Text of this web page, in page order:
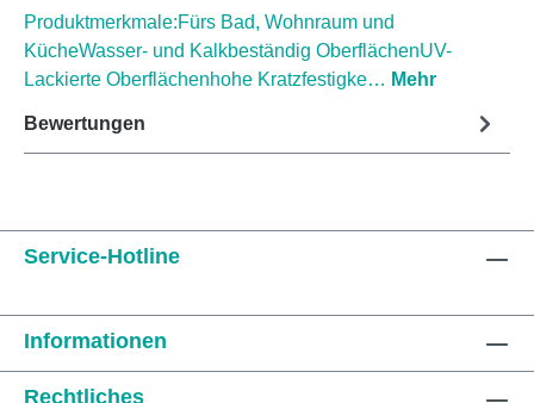
Produktmerkmale:Fürs Bad, Wohnraum und
KücheWasser- und Kalkbeständig OberflächenUV-
Lackierte Oberflächenhohe Kratzfestigke… Mehr
Bewertungen
Service-Hotline
Informationen
Rechtliches